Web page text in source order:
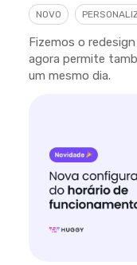
NOVO
Fizemos o
agora permite
um mesmo dia.